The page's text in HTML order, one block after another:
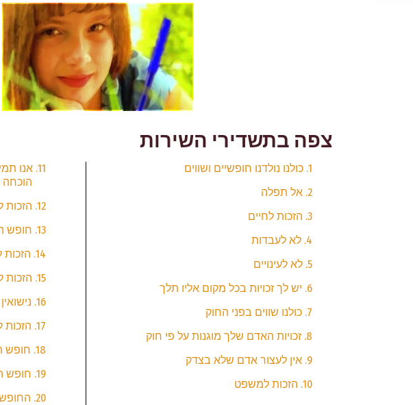
צפה בתשדירי השירות
1. כולנו נולדנו חופשיים ושווים
2. אל תפלה
3. הזכות לחיים
4. לא לעבדות
5. לא לעינויים
6. יש לך זכויות בכל מקום אליו תלך
7. כולנו שווים בפני החוק
8. זכויות האדם שלך מוגנות על פי חוק
9. אין לעצור אדם שלא בצדק
10. הזכות למשפט
11. אנו
12. הזכות לפרטיות
13. חופש התנועה
14. הזכות למקלט
15. הזכות ללאום
16. נישואין ומשפחה
17. הזכות לרכוש
18. חופש המחשבה
19. חופש הביטוי
20. החופש להתכנסות ציבורית